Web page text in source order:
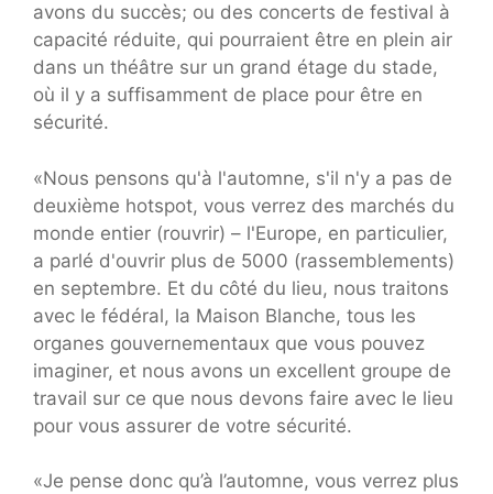
avons du succès; ou des concerts de festival à
capacité réduite, qui pourraient être en plein air
dans un théâtre sur un grand étage du stade,
où il y a suffisamment de place pour être en
sécurité.
«Nous pensons qu'à l'automne, s'il n'y a pas de
deuxième hotspot, vous verrez des marchés du
monde entier (rouvrir) – l'Europe, en particulier,
a parlé d'ouvrir plus de 5000 (rassemblements)
en septembre. Et du côté du lieu, nous traitons
avec le fédéral, la Maison Blanche, tous les
organes gouvernementaux que vous pouvez
imaginer, et nous avons un excellent groupe de
travail sur ce que nous devons faire avec le lieu
pour vous assurer de votre sécurité.
«Je pense donc qu’à l’automne, vous verrez plus